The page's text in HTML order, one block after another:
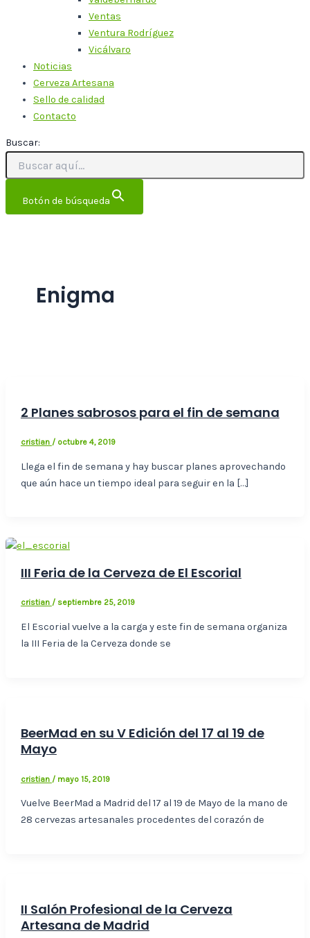
Ventas
Ventura Rodríguez
Vicálvaro
Noticias
Cerveza Artesana
Sello de calidad
Contacto
Buscar:
Botón de búsqueda
Enigma
2 Planes sabrosos para el fin de semana
cristian / octubre 4, 2019
Llega el fin de semana y hay buscar planes aprovechando
que aún hace un tiempo ideal para seguir en la […]
III Feria de la Cerveza de El Escorial
cristian / septiembre 25, 2019
El Escorial vuelve a la carga y este fin de semana organiza
la III Feria de la Cerveza donde se
BeerMad en su V Edición del 17 al 19 de
Mayo
cristian / mayo 15, 2019
Vuelve BeerMad a Madrid del 17 al 19 de Mayo de la mano de
28 cervezas artesanales procedentes del corazón de
II Salón Profesional de la Cerveza
Artesana de Madrid